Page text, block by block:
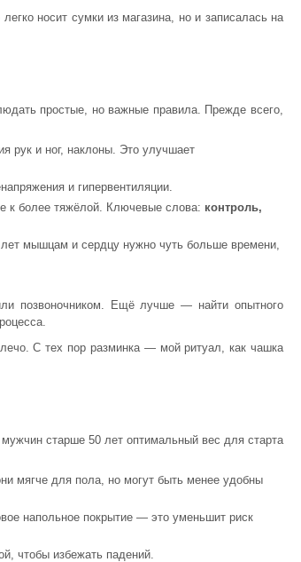
носит сумки из магазина, но и записалась на
простые, но важные правила. Прежде всего,
рук и ног, наклоны. Это улучшает
и гипервентиляции.
к более тяжёлой. Ключевые слова: контроль,
мышцам и сердцу нужно чуть больше времени,
позвоночником. Ещё лучше — найти опытного
С тех пор разминка — мой ритуал, как чашка
старше 50 лет оптимальный вес для старта
мягче для пола, но могут быть менее удобны
напольное покрытие — это уменьшит риск
чтобы избежать падений.